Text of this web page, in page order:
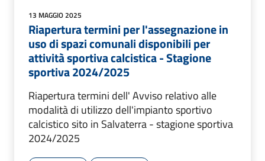
13 MAGGIO 2025
Riapertura termini per l'assegnazione in
uso di spazi comunali disponibili per
attività sportiva calcistica - Stagione
sportiva 2024/2025
Riapertura termini dell' Avviso relativo alle
modalità di utilizzo dell'impianto sportivo
calcistico sito in Salvaterra - stagione sportiva
2024/2025